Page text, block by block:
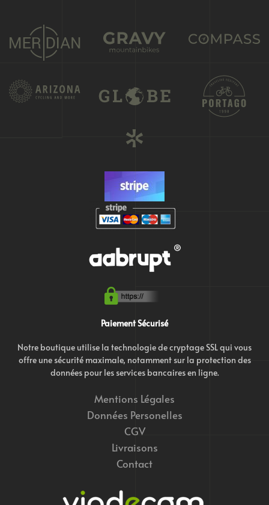
Paiement Sécurisé
Notre boutique utilise la technologie de cryptage SSL qui vous
offre une sécurité maximale, notamment sur la protection des
données pour les services bancaires en ligne.
Mentions Légales
Données Personelles
CGV
Livraisons
Contact